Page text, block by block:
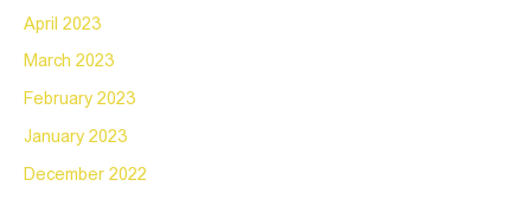
April 2023
March 2023
February 2023
January 2023
December 2022